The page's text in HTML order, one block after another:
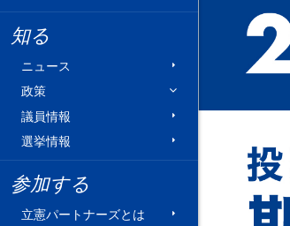
知る
ニュース
政策
議員情報
選挙情報
参加する
立憲パートナーズとは